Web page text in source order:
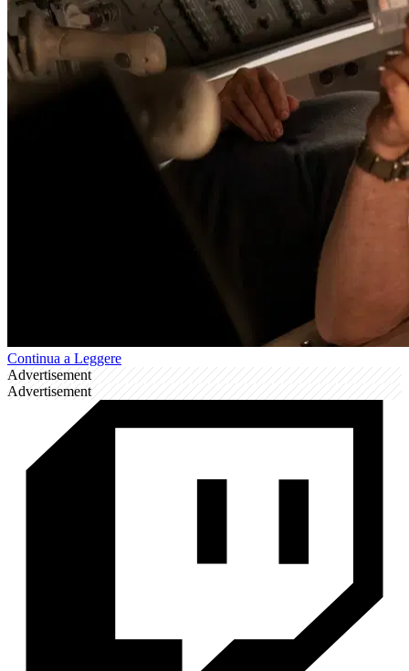
Continua a Leggere
Advertisement
Advertisement